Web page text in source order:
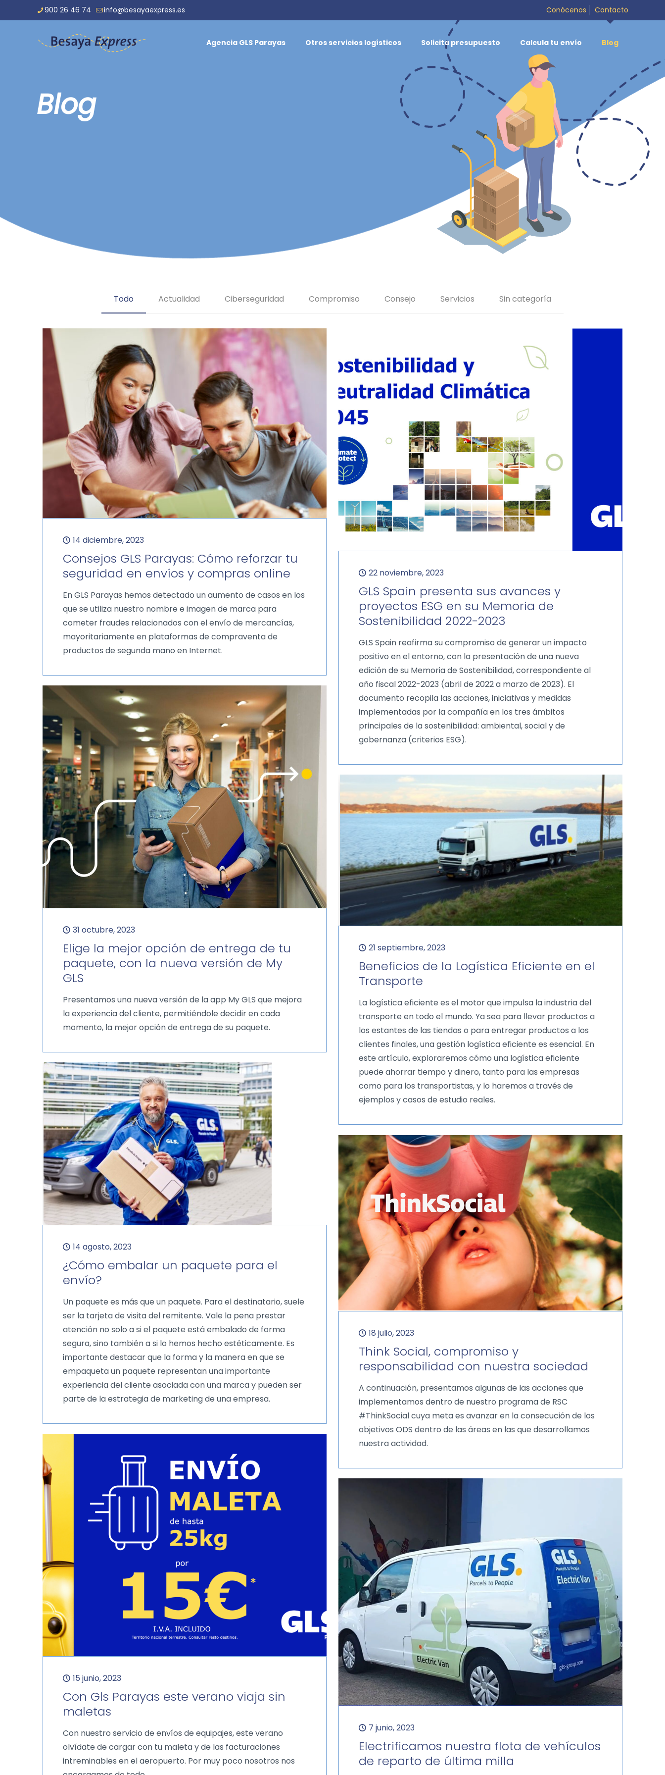
900 26 46 74 info@besayaexpress.es Conócenos Contacto
Agencia GLS Parayas Otros servicios logísticos Solicita presupuesto Calcula tu envío Blog
Blog
Todo Actualidad Ciberseguridad Compromiso Consejo Servicios Sin categoría
14 diciembre, 2023
Consejos GLS Parayas: Cómo reforzar tu
seguridad en envíos y compras online
En GLS Parayas hemos detectado un aumento de casos en los
que se utiliza nuestro nombre e imagen de marca para
cometer fraudes relacionados con el envío de mercancías,
mayoritariamente en plataformas de compraventa de
productos de segunda mano en Internet.
22 noviembre, 2023
GLS Spain presenta sus avances y
proyectos ESG en su Memoria de
Sostenibilidad 2022-2023
GLS Spain reafirma su compromiso de generar un impacto
positivo en el entorno, con la presentación de una nueva
edición de su Memoria de Sostenibilidad, correspondiente al
año fiscal 2022-2023 (abril de 2022 a marzo de 2023). El
documento recopila las acciones, iniciativas y medidas
implementadas por la compañía en los tres ámbitos
principales de la sostenibilidad: ambiental, social y de
gobernanza (criterios ESG).
31 octubre, 2023
Elige la mejor opción de entrega de tu
paquete, con la nueva versión de My
GLS
Presentamos una nueva versión de la app My GLS que mejora
la experiencia del cliente, permitiéndole decidir en cada
momento, la mejor opción de entrega de su paquete.
21 septiembre, 2023
Beneficios de la Logística Eficiente en el
Transporte
La logística eficiente es el motor que impulsa la industria del
transporte en todo el mundo. Ya sea para llevar productos a
los estantes de las tiendas o para entregar productos a los
clientes finales, una gestión logística eficiente es esencial. En
este artículo, exploraremos cómo una logística eficiente
puede ahorrar tiempo y dinero, tanto para las empresas
como para los transportistas, y lo haremos a través de
ejemplos y casos de estudio reales.
14 agosto, 2023
¿Cómo embalar un paquete para el
envío?
Un paquete es más que un paquete. Para el destinatario, suele
ser la tarjeta de visita del remitente. Vale la pena prestar
atención no solo a si el paquete está embalado de forma
segura, sino también a si lo hemos hecho estéticamente. Es
importante destacar que la forma y la manera en que se
empaqueta un paquete representan una importante
experiencia del cliente asociada con una marca y pueden ser
parte de la estrategia de marketing de una empresa.
18 julio, 2023
Think Social, compromiso y
responsabilidad con nuestra sociedad
A continuación, presentamos algunas de las acciones que
implementamos dentro de nuestro programa de RSC
#ThinkSocial cuya meta es avanzar en la consecución de los
objetivos ODS dentro de las áreas en las que desarrollamos
nuestra actividad.
15 junio, 2023
Con Gls Parayas este verano viaja sin
maletas
Con nuestro servicio de envíos de equipajes, este verano
olvídate de cargar con tu maleta y de las facturaciones
intreminables en el aeropuerto. Por muy poco nosotros nos
7 junio, 2023
Electrificamos nuestra flota de vehículos
de reparto de última milla